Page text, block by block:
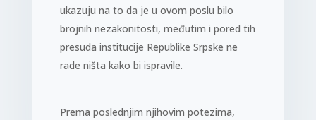
ukazuju na to da je u ovom poslu bilo
brojnih nezakonitosti, međutim i pored tih
presuda institucije Republike Srpske ne
rade ništa kako bi ispravile.
Prema poslednjim njihovim potezima,